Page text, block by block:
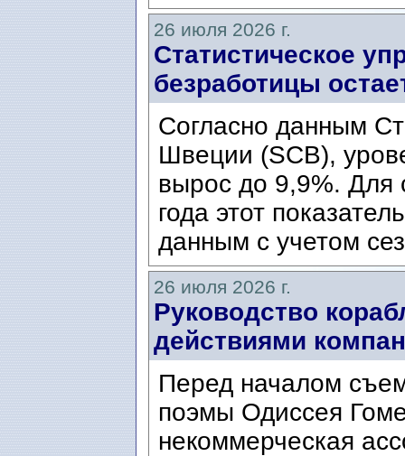
26 июля 2026 г.
Статистическое
безработицы
Согласно данным
Швеции (SCB),
вырос до 9,9%. Для
года этот
данным с учетом
26 июля 2026 г.
Руководство
действиями
Перед началом
поэмы Одиссея
некоммерческая